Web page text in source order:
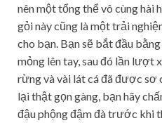
nên một tổng thể vô cùng hài
gỏi này cũng là một trải
cho bạn. Bạn sẽ bắt đầu
mỏng lên tay, sau đó lần lượt
rừng và vài lát cá đã được sơ
lại thật gọn gàng, bạn hãy
đậu phộng đậm đà trước khi